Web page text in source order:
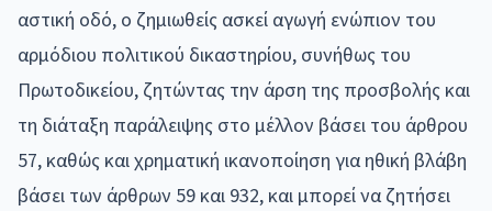
αστική οδό, ο ζημιωθείς ασκεί αγωγή ενώπιον του
αρμόδιου πολιτικού δικαστηρίου, συνήθως του
Πρωτοδικείου, ζητώντας την άρση της προσβολής και
τη διάταξη παράλειψης στο μέλλον βάσει του άρθρου
57, καθώς και χρηματική ικανοποίηση για ηθική βλάβη
βάσει των άρθρων 59 και 932, και μπορεί να ζητήσει